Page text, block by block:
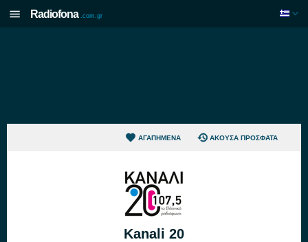
Radiofona .com.gr
ΑΓΑΠΗΜΈΝΑ ΆΚΟΥΣΑ ΠΡΌΣΦΑΤΑ
Kanali 20